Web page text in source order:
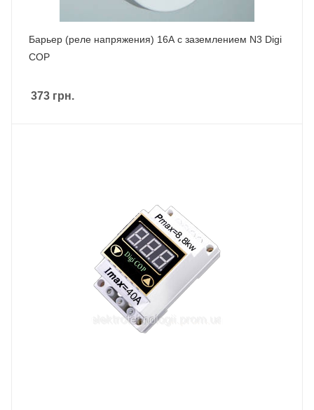
Барьер (реле напряжения) 16А с заземлением N3 Digi
COP
373 грн.